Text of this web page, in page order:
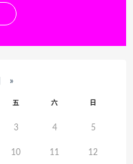
»
五 六 日
3 4 5
10 11 12